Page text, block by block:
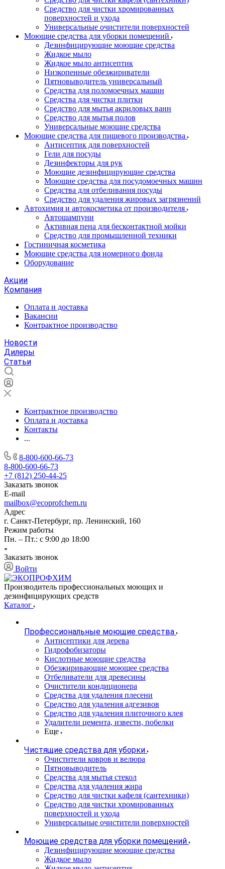
Средство для чистки хромированных
поверхностей и ухода
Универсальные очистители поверхностей
Моющие средства для уборки помещений
Дезинфицирующие моющие средства
Жидкое мыло
Жидкое мыло антисептик
Низкопенные обезжириватели
Пятновыводитель универсальный
Средства для поломоечных машин
Средства для чистки плитки
Средство для мытья акриловых ванн
Средство для мытья полов
Универсальные моющие средства
Моющие средства для пищевого производства
Антисептик для поверхностей
Гели для посуды
Дезинфекторы для рук
Моющие дезинфицирующие средства
Моющие средства для посудомоечных машин
Средства для отбеливания посуды
Средство для удаления жировых загрязнений
Автохимия и автокосметика от производителя
Автошампуни
Активная пена для бесконтактной мойки
Средство для промышленной техники
Гостиничная косметика
Моющие средства для номерного фонда
Оборудование
Акции
Компания
Оплата и доставка
Вакансии
Контрактное производство
Новости
Дилеры
Статьи
Контрактное производство
Оплата и доставка
Контакты
...
8-800-600-66-73
8-800-600-66-73
+7 (812) 250-44-25
Заказать звонок
E-mail
mailbox@ecoprofchem.ru
Адрес
г. Санкт-Петербург, пр. Ленинский, 160
Режим работы
Пн. – Пт.: с 9:00 до 18:00
Заказать звонок
Войти
Производитель профессиональных моющих и
дезинфицирующих средств
Каталог
Профессиональные моющие средства
Антисептики для дерева
Гидрофобизаторы
Кислотные моющие средства
Обезжиривающие моющее средства
Отбеливатели для древесины
Очистители кондиционера
Средства для удаления плесени
Средство для удаления адгезивов
Средство для удаления плиточного клея
Удалители цемента, извести, побелки
Еще
Чистящие средства для уборки
Очистители ковров и велюра
Пятновыводитель
Средства для мытья стекол
Средства для удаления жира
Средство для чистки кафеля (сантехники)
Средство для чистки хромированных
поверхностей и ухода
Универсальные очистители поверхностей
Моющие средства для уборки помещений
Дезинфицирующие моющие средства
Жидкое мыло